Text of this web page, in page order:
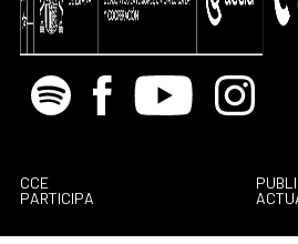
Spotify Facebook
Youtube Instagram
CCE
PARTICIPA